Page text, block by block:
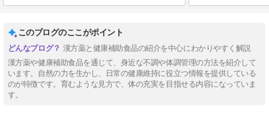
このブログのここがポイント
漢方薬と健康補助食品の紹介を中心にわかりやすく解説
漢方薬や健康補助食品を通じて、身近な不調や体調管理の方法を紹介して
います。自然の力を生かし、日常の健康維持に役立つ情報を提供している
のが特徴です。育むような見方で、体の充実を目指せる内容になっていま
す。